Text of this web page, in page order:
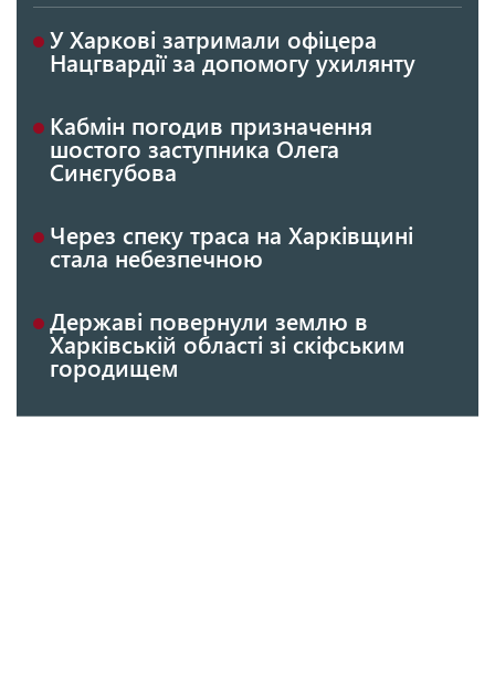
У Харкові затримали офіцера
Нацгвардії за допомогу ухилянту
Кабмін погодив призначення
шостого заступника Олега
Синєгубова
Через спеку траса на Харківщині
стала небезпечною
Державі повернули землю в
Харківській області зі скіфським
городищем